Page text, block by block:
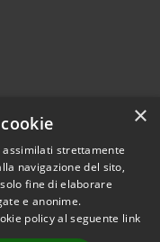
© 2026 • Comune di
×
assimilati strettamente
navigazione del sito,
fine di elaborare
e anonime.
policy al seguente link